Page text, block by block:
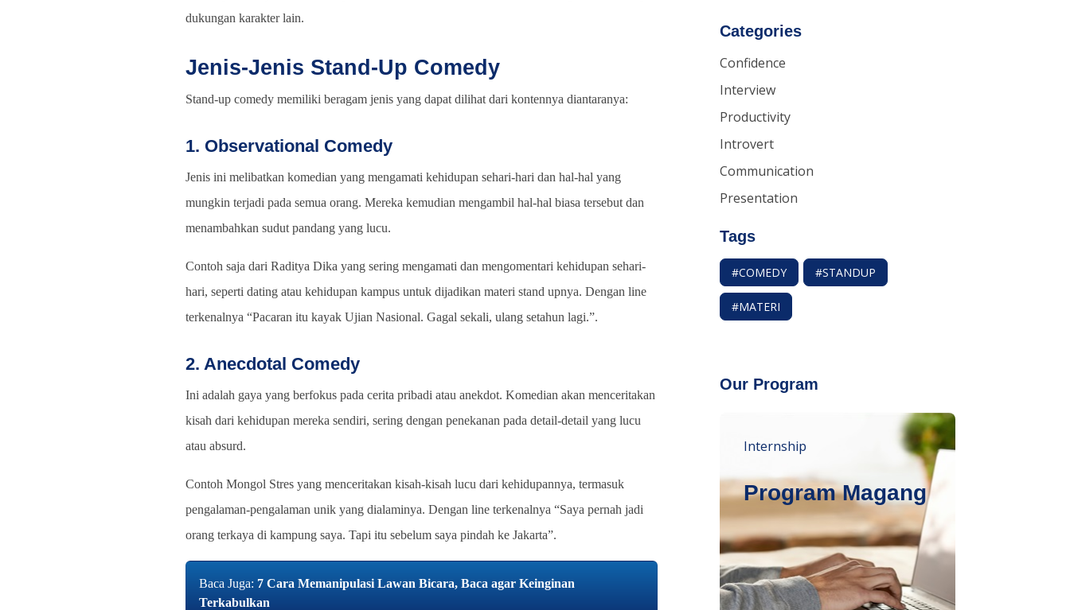
dukungan karakter lain.
Jenis-Jenis Stand-Up Comedy
Stand-up comedy memiliki beragam jenis yang dapat dilihat dari kontennya diantaranya:
1. Observational Comedy
Jenis ini melibatkan komedian yang mengamati kehidupan sehari-hari dan hal-hal yang
mungkin terjadi pada semua orang. Mereka kemudian mengambil hal-hal biasa tersebut dan
menambahkan sudut pandang yang lucu.
Contoh saja dari Raditya Dika yang sering mengamati dan mengomentari kehidupan sehari-
hari, seperti dating atau kehidupan kampus untuk dijadikan materi stand upnya. Dengan line
terkenalnya “Pacaran itu kayak Ujian Nasional. Gagal sekali, ulang setahun lagi.”.
2. Anecdotal Comedy
Ini adalah gaya yang berfokus pada cerita pribadi atau anekdot. Komedian akan menceritakan
kisah dari kehidupan mereka sendiri, sering dengan penekanan pada detail-detail yang lucu
atau absurd.
Contoh Mongol Stres yang menceritakan kisah-kisah lucu dari kehidupannya, termasuk
pengalaman-pengalaman unik yang dialaminya. Dengan line terkenalnya “Saya pernah jadi
orang terkaya di kampung saya. Tapi itu sebelum saya pindah ke Jakarta”.
Baca Juga: 7 Cara Memanipulasi Lawan Bicara, Baca agar Keinginan
Terkabulkan
Categories
Confidence
Interview
Productivity
Introvert
Communication
Presentation
Tags
#COMEDY #STANDUP
#MATERI
Our Program
Internship
Program Magang